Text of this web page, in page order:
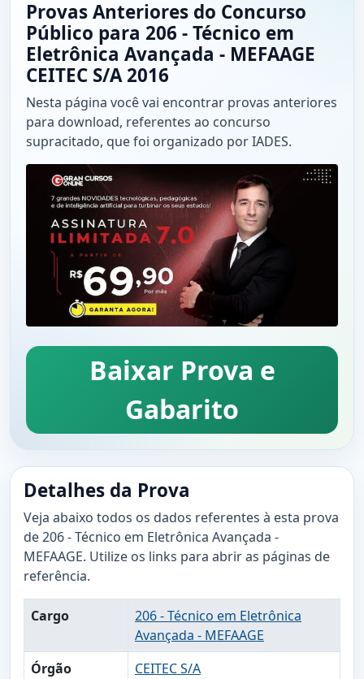
Provas Anteriores do Concurso
Público para 206 - Técnico em
Eletrônica Avançada - MEFAAGE
CEITEC S/A 2016
Nesta página você vai encontrar provas anteriores
para download, referentes ao concurso
supracitado, que foi organizado por IADES.
Baixar Prova e
Gabarito
Detalhes da Prova
Veja abaixo todos os dados referentes à esta prova
de 206 - Técnico em Eletrônica Avançada -
MEFAAGE. Utilize os links para abrir as páginas de
referência.
Cargo
206 - Técnico em Eletrônica
Avançada - MEFAAGE
Órgão
CEITEC S/A